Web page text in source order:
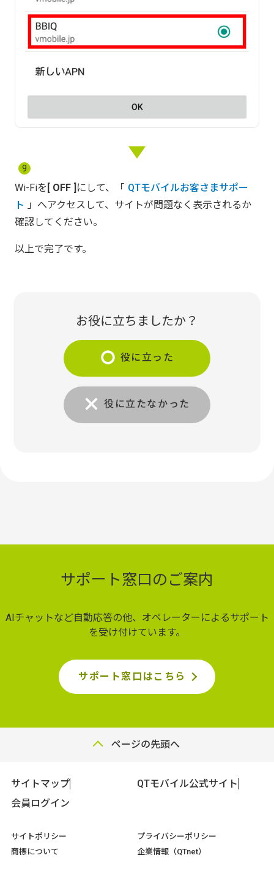
9
Wi-Fiを OFF にして、「 QTモバイルお客さまサポー
ト 」へアクセスして、サイトが問題なく表示されるか
確認してください。
以上で完了です。
お役に立ちましたか？
役に立った
役に立たなかった
サポート窓口のご案内
AIチャットなど自動応答の他、オペレーターによるサポート
を受け付けています。
サポート窓口はこちら
ページの先頭へ
サイトマップ
QTモバイル公式サイト
会員ログイン
サイトポリシー
商標について
プライバシーポリシー
企業情報（QTnet）